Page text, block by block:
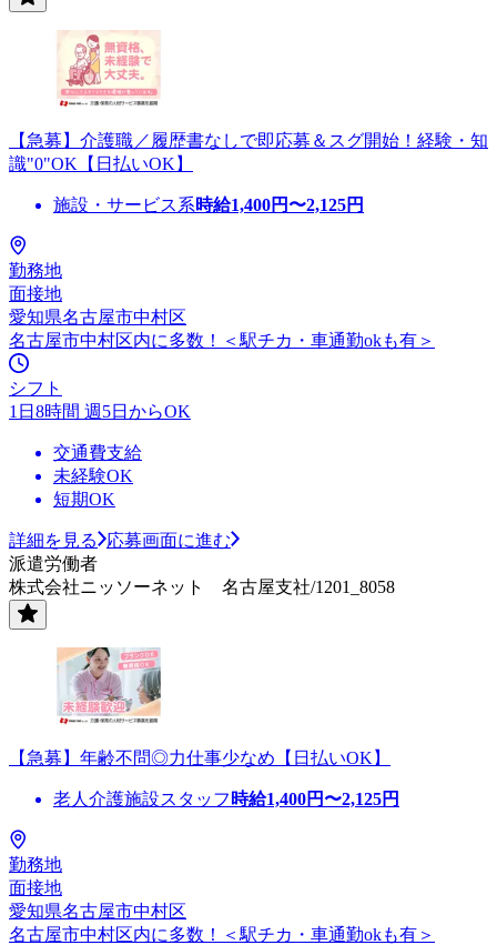
【急募】介護職／履歴書なしで即応募＆スグ開始！経験・知
識"0"OK【日払いOK】
施設・サービス系時給1,400円〜2,125円
勤務地
面接地
愛知県名古屋市中村区
名古屋市中村区内に多数！＜駅チカ・車通勤okも有＞
シフト
1日8時間 週5日からOK
交通費支給
未経験OK
短期OK
詳細を見る
応募画面に進む
派遣労働者
株式会社ニッソーネット 名古屋支社/1201_8058
【急募】年齢不問◎力仕事少なめ【日払いOK】
老人介護施設スタッフ 時給1,400円〜2,125円
勤務地
面接地
愛知県名古屋市中村区
名古屋市中村区内に多数！＜駅チカ・車通勤okも有＞